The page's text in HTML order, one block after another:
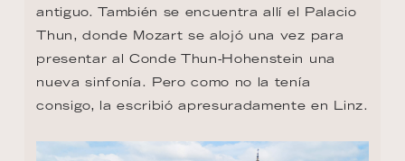
antiguo. También se encuentra allí el Palacio
Thun, donde Mozart se alojó una vez para
presentar al Conde Thun-Hohenstein una
nueva sinfonía. Pero como no la tenía
consigo, la escribió apresuradamente en Linz.